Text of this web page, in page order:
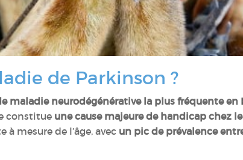
de Parkinson ?
maladie neurodégénérative la plus fréquente en
constitue une cause majeure de handicap chez
mesure de l’âge, avec un pic de prévalence